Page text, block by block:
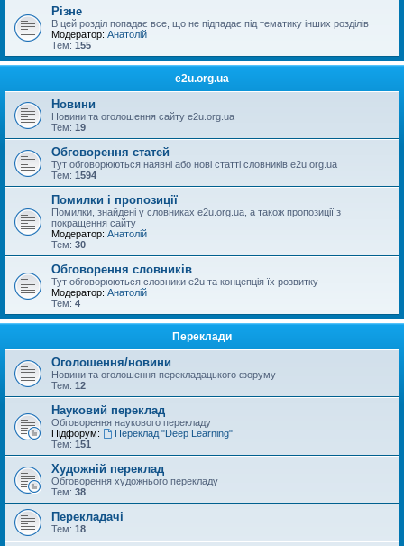
Різне
В цей розділ попадає все, що не підпадає під тематику інших розділів
Модератор: Анатолій
Тем: 155
e2u.org.ua
Новини
Новини та оголошення сайту e2u.org.ua
Тем: 19
Обговорення статей
Тут обговорюються наявні або нові статті словників e2u.org.ua
Тем: 1594
Помилки і пропозиції
Помилки, знайдені у словниках e2u.org.ua, а також пропозиції з
покращення сайту
Модератор: Анатолій
Тем: 30
Обговорення словників
Тут обговорюються словники e2u та концепція їх розвитку
Модератор: Анатолій
Тем: 4
Переклади
Оголошення/новини
Новини та оголошення перекладацького форуму
Тем: 12
Науковий переклад
Обговорення наукового перекладу
Підфорум:
Переклад "Deep Learning"
Тем: 151
Художній переклад
Обговорення художнього перекладу
Тем: 38
Перекладачі
Тем: 18